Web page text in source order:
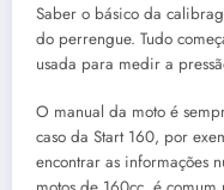
Saber o básico da
do perrengue. Tudo
usada para medir a
O manual da moto é
caso da Start 160, por
encontrar as informações